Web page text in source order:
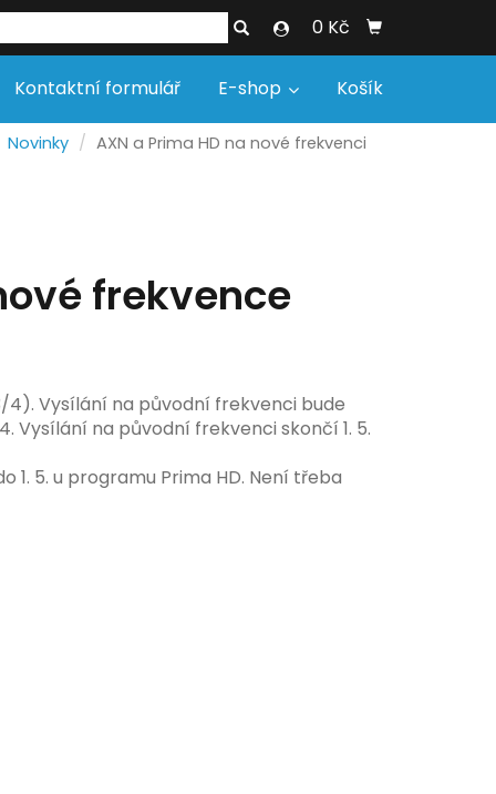
0 Kč
Kontaktní formulář E-shop Košík
Novinky AXN a Prima HD na nové frekvenci
frekvence
4). Vysílání na původní frekvenci bude
Vysílání na původní frekvenci skončí 1. 5.
5. u programu Prima HD. Není třeba